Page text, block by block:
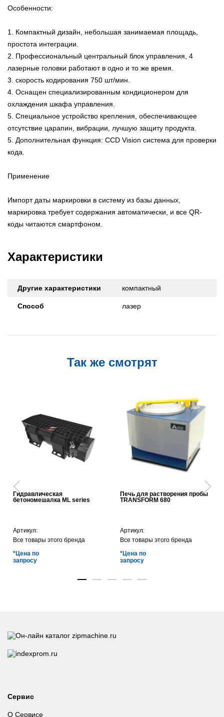
Особенности:
1. Компактный дизайн, небольшая занимаемая площадь,
простота интеграции.
2. Профессиональный центральный блок управления, 4
лазерные головки работают в одно и то же время.
3. скорость кодирования 750 шт/мин.
4. Оснащен специализированным кондиционером для
охлаждения шкафа управления.
5. Специальное устройство крепления, обеспечивающее
отсутствие царапин, вибрации, лучшую защиту продукта.
5. Дополнительная функция: CCD Vision система для проверки
кода.
Применение
Импорт даты маркировки в систему из базы данных,
маркировка требует содержания автоматически, и все QR-
коды читаются смартфоном.
Характеристики
Другие характеристики компактный
Способ лазер
Так же смотрят
Гидравлическая
бетономешалка ML series
Артикул:
Все товары этого бренда
*Цена по
запросу
Печь для растворения пробы
TRANSFORM 680
Артикул:
Все товары этого бренда
*Цена по
запросу
Сервис
О Сервисе